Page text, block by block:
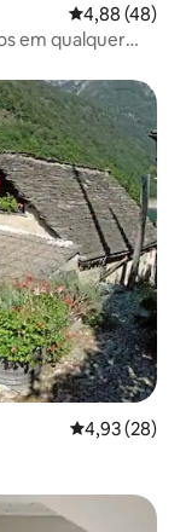
4,88 de uma
4,88 (48)
em qualquer
4,93 de uma
4,93 (28)